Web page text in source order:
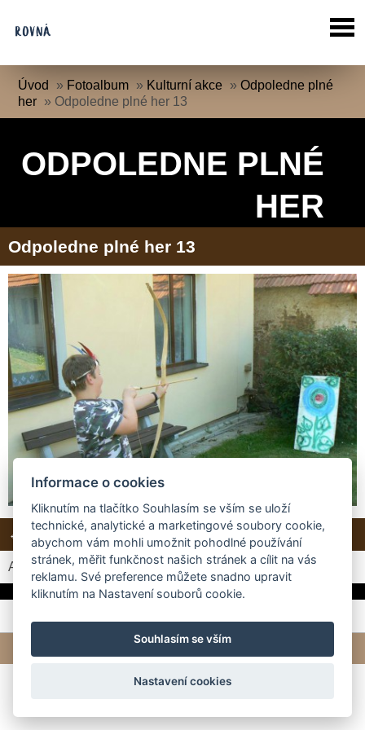
Úvod » Fotoalbum » Kulturní akce »Odpoledne plné
her » Odpoledne plné her 13
ODPOLEDNE PLNÉ
HER
Odpoledne plné her 13
← Předchozí Další → Zpět do složky
Automatické procházení:3|4|5| 6|7(čas ve vteřinách)
Informace o cookies
Kliknutím na tlačítko Souhlasím se vším se uloží
technické, analytické a marketingové soubory cookie,
abychom vám mohli umožnit pohodlné používání
stránek, měřit funkčnost našich stránek a cílit na vás
reklamu. Své preference můžete snadno upravit
kliknutím na Nastavení souborů cookie.
Souhlasím se vším
Nastavení cookies